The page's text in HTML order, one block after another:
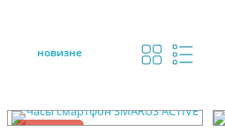
новизне
Акция